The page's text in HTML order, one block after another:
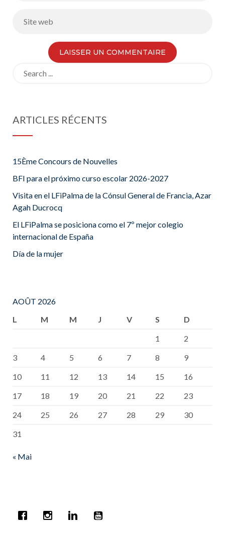
ARTICLES RÉCENTS
15Ème Concours de Nouvelles
BFI para el próximo curso escolar 2026-2027
Visita en el LFiPalma de la Cónsul General de Francia, Azar
Agah Ducrocq
El LFiPalma se posiciona como el 7º mejor colegio
internacional de España
Día de la mujer
AOÛT 2026
L
M M J V S
D
1
2
3
4 5 6 7 8
9
10
11 12 13 14 15
16
17
18 19 20 21 22
23
24
25 26 27 28 29
30
31
« Mai